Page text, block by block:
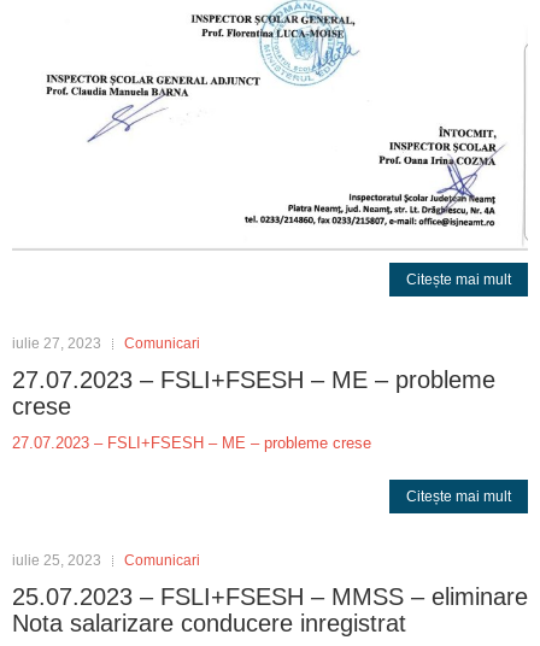
Citește mai mult
iulie 27, 2023 Comunicari
27.07.2023 – FSLI+FSESH – ME – probleme
crese
27.07.2023 – FSLI+FSESH – ME – probleme crese
Citește mai mult
iulie 25, 2023 Comunicari
25.07.2023 – FSLI+FSESH – MMSS – eliminare
Nota salarizare conducere inregistrat